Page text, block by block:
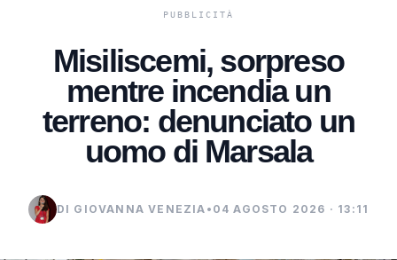
Misiliscemi, sorpreso
mentre incendia un
terreno: denunciato un
uomo di Marsala
DI GIOVANNA VENEZIA • 04 AGOSTO 2026 · 13:11